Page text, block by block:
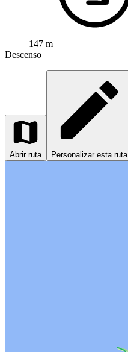
147 m
Descenso
Abrir ruta Personalizar esta ruta